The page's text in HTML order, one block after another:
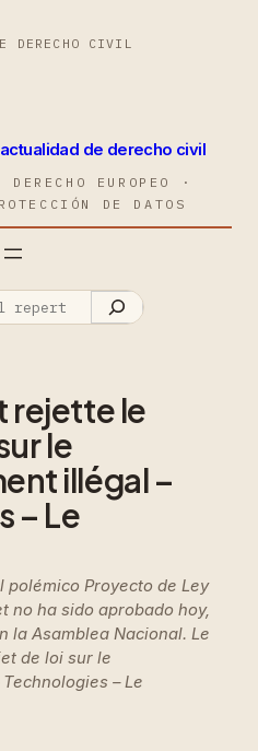
DERECHO CIVIL
de derecho civil
EUROPEO ·
DE DATOS
rejette le
le
illégal –
– Le
Proyecto de Ley
no ha sido aprobado hoy,
la Asamblea Nacional. Le
de loi sur le
– Le